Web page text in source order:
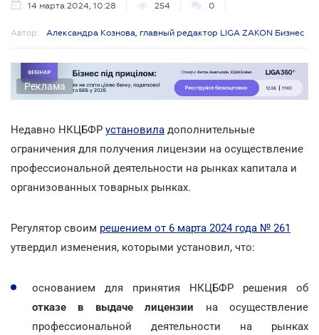
14 марта 2024, 10:28 254 0
Автор: Александра Кознова, главный редактор LIGA ZAKON Бизнес
Реклама
Недавно НКЦБФР установила дополнительные
ограничения для получения лицензии на осуществление
профессиональной деятельности на рынках капитала и
организованных товарных рынках.
Регулятор своим решением от 6 марта 2024 года № 261
утвердил изменения, которыми установил, что:
основанием для принятия НКЦБФР решения об
отказе в выдаче лицензии на осуществление
профессиональной деятельности на рынках